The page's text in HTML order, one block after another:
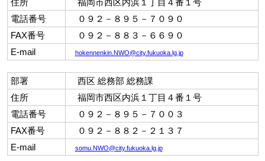
住所
福岡市西区内浜１丁目４番１号
電話番号
０９２－８９５－７０９０
FAX番号
０９２－８８３－６６９０
E-mail
hokennenkin.NWO@city.fukuoka.lg.jp
部署
西区 総務部 総務課
住所
福岡市西区内浜１丁目４番１号
電話番号
０９２－８９５－７００３
FAX番号
０９２－８８２－２１３７
E-mail
somu.NWO@city.fukuoka.lg.jp